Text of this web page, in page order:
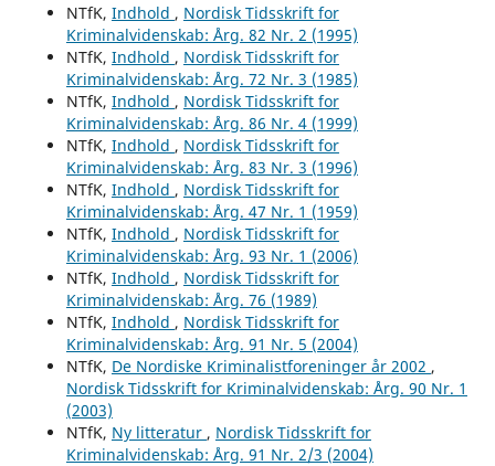
NTfK, Indhold , Nordisk Tidsskrift for
Kriminalvidenskab: Årg. 82 Nr. 2 (1995)
NTfK, Indhold , Nordisk Tidsskrift for
Kriminalvidenskab: Årg. 72 Nr. 3 (1985)
NTfK, Indhold , Nordisk Tidsskrift for
Kriminalvidenskab: Årg. 86 Nr. 4 (1999)
NTfK, Indhold , Nordisk Tidsskrift for
Kriminalvidenskab: Årg. 83 Nr. 3 (1996)
NTfK, Indhold , Nordisk Tidsskrift for
Kriminalvidenskab: Årg. 47 Nr. 1 (1959)
NTfK, Indhold , Nordisk Tidsskrift for
Kriminalvidenskab: Årg. 93 Nr. 1 (2006)
NTfK, Indhold , Nordisk Tidsskrift for
Kriminalvidenskab: Årg. 76 (1989)
NTfK, Indhold , Nordisk Tidsskrift for
Kriminalvidenskab: Årg. 91 Nr. 5 (2004)
NTfK, De Nordiske Kriminalistforeninger år 2002 ,
Nordisk Tidsskrift for Kriminalvidenskab: Årg. 90 Nr. 1
(2003)
NTfK, Ny litteratur , Nordisk Tidsskrift for
Kriminalvidenskab: Årg. 91 Nr. 2/3 (2004)